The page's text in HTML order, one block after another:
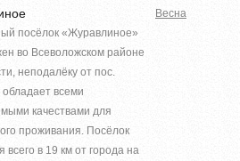
посёлок «Журавлиное»
во Всеволожском районе
неподалёку от пос.
обладает всеми
качествами для
проживания. Посёлок
всего в 19 км от города на
Весна